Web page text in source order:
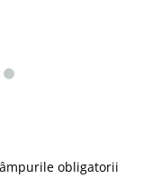
obligatorii